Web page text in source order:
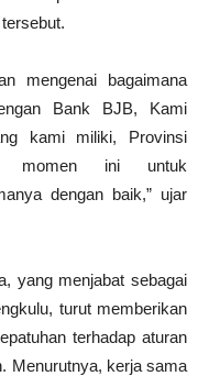
mengenai bagaimana
Bank BJB, Kami
kami miliki, Provinsi
momen ini untuk
dengan baik,” ujar
yang menjabat sebagai
turut memberikan
terhadap aturan
Menurutnya, kerja sama